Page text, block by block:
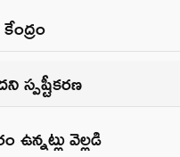
స్పష్టీకరణ
వెల్లడి